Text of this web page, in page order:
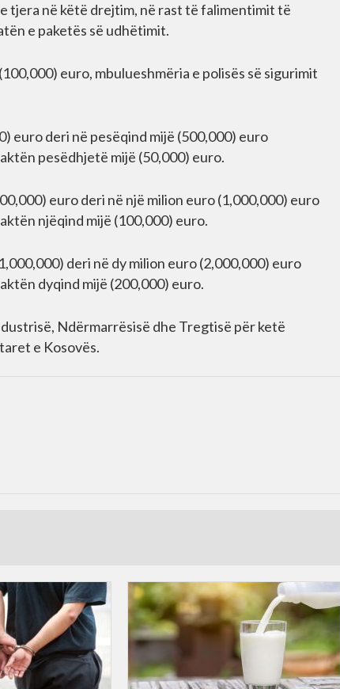
tjera në këtë drejtim, në rast të falimentimit të
e paketës së udhëtimit.
euro, mbulueshmëria e polisës së sigurimit
euro deri në pesëqind mijë (500,000) euro
pesëdhjetë mijë (50,000) euro.
euro deri në një milion euro (1,000,000) euro
njëqind mijë (100,000) euro.
deri në dy milion euro (2,000,000) euro
dyqind mijë (200,000) euro.
Ndërmarrësisë dhe Tregtisë për ketë
e Kosovës.